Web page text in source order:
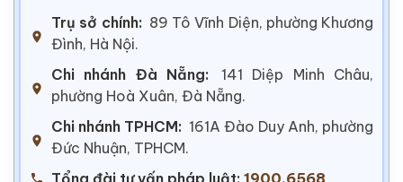
Trụ sở chính: 89 Tô Vĩnh Diện, phường Khương
Đình, Hà Nội.
Chi nhánh Đà Nẵng:
141 Diệp Minh Châu,
phường Hoà Xuân, Đà Nẵng.
Chi nhánh TPHCM: 161A Đào Duy Anh, phường
Đức Nhuận, TPHCM.
Tổng đài tư vấn pháp luật: 1900.6568